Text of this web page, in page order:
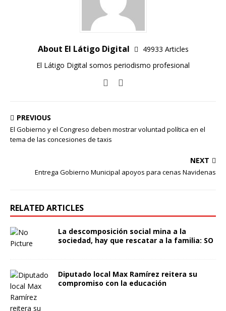
About El Látigo Digital
49933 Articles
El Látigo Digital somos periodismo profesional
PREVIOUS
El Gobierno y el Congreso deben mostrar voluntad política en el
tema de las concesiones de taxis
NEXT
Entrega Gobierno Municipal apoyos para cenas Navidenas
RELATED ARTICLES
La descomposición social mina a la
sociedad, hay que rescatar a la familia: SO
Diputado local Max Ramírez reitera su
compromiso con la educación